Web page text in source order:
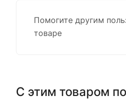
Помогите другим
товаре
С этим товаром